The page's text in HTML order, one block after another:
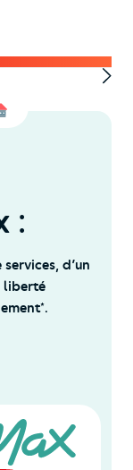
:
d’un
liberté